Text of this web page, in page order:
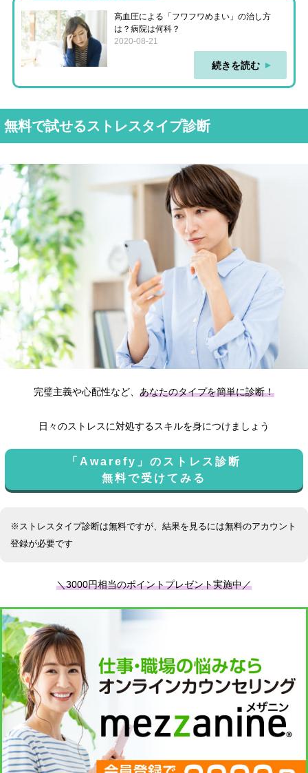
高血圧による「フワフワめまい」の治し方
は？病院は何科？
2020-08-21
続きを読む
無料で試せるストレスタイプ診断
完璧主義や心配性など、 あなたのタイプを簡単に診断！
日々のストレスに対処するスキルを身につけましょう
「Awarefy」のストレス診断
無料で受けてみる
※ストレスタイプ診断は無料ですが、結果を見るには無料のアカウント
登録が必要です
＼3000円相当のポイントプレゼント実施中／